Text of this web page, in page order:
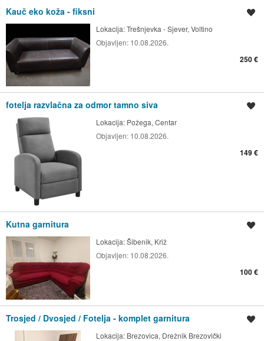
Kauč eko koža - fiksni
Lokacija:Trešnjevka - Sjever, Voltino
Objavljen: 10.08.2026.
250 €
fotelja razvlačna za odmor tamno siva
Lokacija: Požega, Centar
Objavljen: 10.08.2026.
149 €
Kutna garnitura
Lokacija:Šibenik, Križ
Objavljen: 10.08.2026.
100 €
Trosjed / Dvosjed / Fotelja - komplet garnitura
Lokacija: Brezovica, Drežnik Brezovički